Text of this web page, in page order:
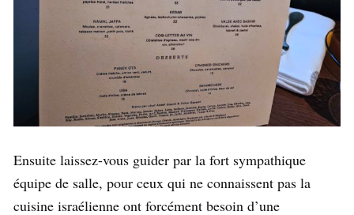
Ensuite laissez-vous guider par la fort sympathique
équipe de salle, pour ceux qui ne connaissent pas la
cuisine israélienne ont forcément besoin d’une